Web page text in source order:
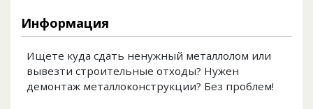
Информация
Ищете куда сдать ненужный металлолом или
вывезти строительные отходы? Нужен
демонтаж металлоконструкции? Без проблем!